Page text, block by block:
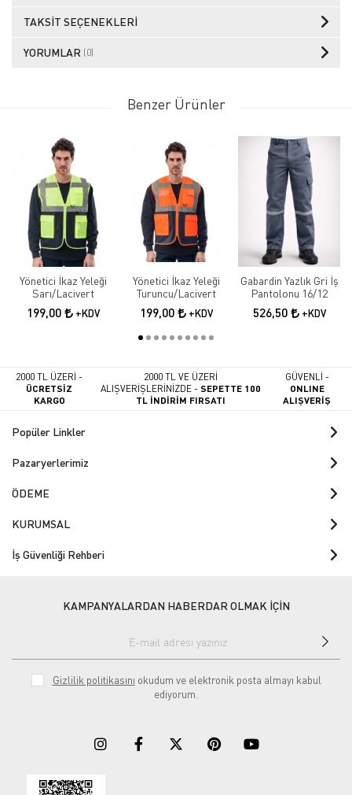
TAKSIT SEÇENEKLERI
YORUMLAR (0)
Benzer Ürünler
Yönetici İkaz Yeleği
Sarı/Lacivert
199,00 +KDV
Yönetici İkaz Yeleği
Turuncu/Lacivert
199,00 +KDV
Gabardin Yazlık Gri İş
Pantolonu 16/12
526,50 +KDV
2000 TL ÜZERİ -
ÜCRETSİZ
KARGO
2000 TL VE ÜZERİ
ALIŞVERİŞLERİNİZDE -SEPETTE 100
TL İNDİRİM FIRSATI
GÜVENLİ -
ONLINE
ALIŞVERİŞ
Popüler Linkler
Pazaryerlerimiz
ÖDEME
KURUMSAL
İş Güvenliği Rehberi
KAMPANYALARDAN HABERDAR OLMAK İÇİN
Gizlilik politikasını okudum ve elektronik posta almayı kabul
ediyorum.